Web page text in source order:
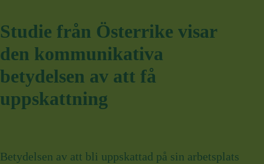
Studie från Österrike visar
den kommunikativa
betydelsen av att få
uppskattning
Betydelsen av att bli uppskattad på sin arbetsplats